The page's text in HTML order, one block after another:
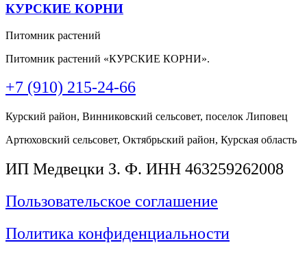
КУРСКИЕ КОРНИ
Питомник растений
Питомник растений «КУРСКИЕ КОРНИ».
+7 (910) 215-24-66
Курский район, Винниковский сельсовет, поселок Липовец
Артюховский сельсовет, Октябрьский район, Курская область
ИП Медвецки З. Ф. ИНН 463259262008
Пользовательское соглашение
Политика конфиденциальности